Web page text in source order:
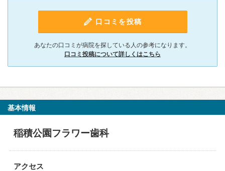
口コミを投稿
あなたの口コミが病院を探している人の参考になります。
口コミ投稿について詳しくはこちら
基本情報
稲積公園フラワー歯科
アクセス